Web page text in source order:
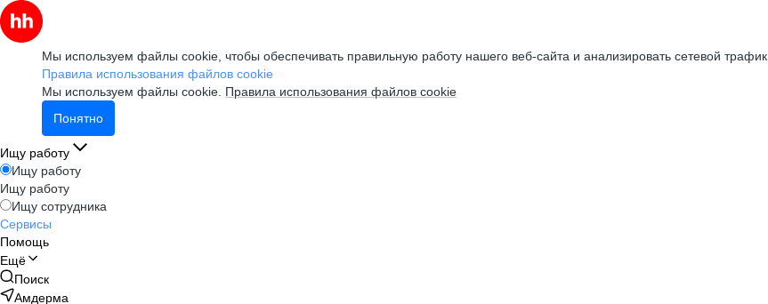
Мы используем файлы cookie, чтобы обеспечивать правильную работу нашего веб-сайта и анализировать сетевой трафик.
Правила использования файлов cookie
Мы используем файлы cookie. Правила использования файлов cookie
Понятно
Ищу работу
Ищу работу
Ищу работу
Ищу сотрудника
Сервисы
Помощь
Ещё
Поиск
Амдерма